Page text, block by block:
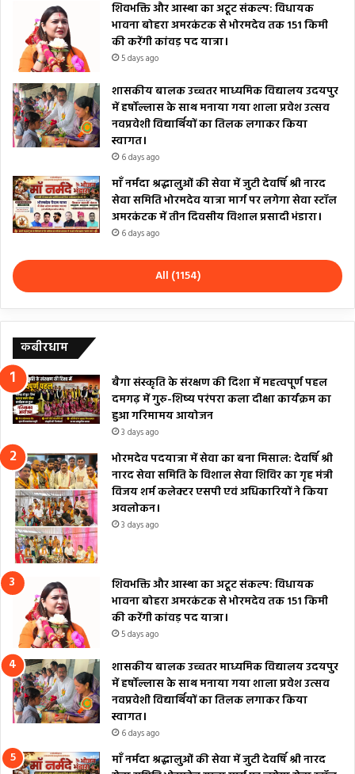
शिवभक्ति और आस्था का अटूट संकल्प: विधायक
भावना बोहरा अमरकंटक से भोरमदेव तक 151 किमी
की करेंगी कांवड़ पद यात्रा।
5 days ago
शासकीय बालक उच्चतर माध्यमिक विद्यालय उदयपुर
में हर्षोल्लास के साथ मनाया गया शाला प्रवेश उत्सव
नवप्रवेशी विद्यार्थियों का तिलक लगाकर किया
स्वागत।
6 days ago
माँ नर्मदा श्रद्धालुओं की सेवा में जुटी देवर्षि श्री नारद
सेवा समिति भोरमदेव यात्रा मार्ग पर लगेगा सेवा स्टॉल
अमरकंटक में तीन दिवसीय विशाल प्रसादी भंडारा।
6 days ago
All (1154)
कबीरधाम
बैगा संस्कृति के संरक्षण की दिशा में महत्वपूर्ण पहल
दमगढ़ में गुरु-शिष्य परंपरा कला दीक्षा कार्यक्रम का
हुआ गरिमामय आयोजन
3 days ago
भोरमदेव पदयात्रा में सेवा का बना मिसाल: देवर्षि श्री
नारद सेवा समिति के विशाल सेवा शिविर का गृह मंत्री
विजय शर्म कलेक्टर एसपी एवं अधिकारियों ने किया
अवलोकन।
3 days ago
शिवभक्ति और आस्था का अटूट संकल्प: विधायक
भावना बोहरा अमरकंटक से भोरमदेव तक 151 किमी
की करेंगी कांवड़ पद यात्रा।
5 days ago
शासकीय बालक उच्चतर माध्यमिक विद्यालय उदयपुर
में हर्षोल्लास के साथ मनाया गया शाला प्रवेश उत्सव
नवप्रवेशी विद्यार्थियों का तिलक लगाकर किया
स्वागत।
6 days ago
माँ नर्मदा श्रद्धालुओं की सेवा में जुटी देवर्षि श्री नारद